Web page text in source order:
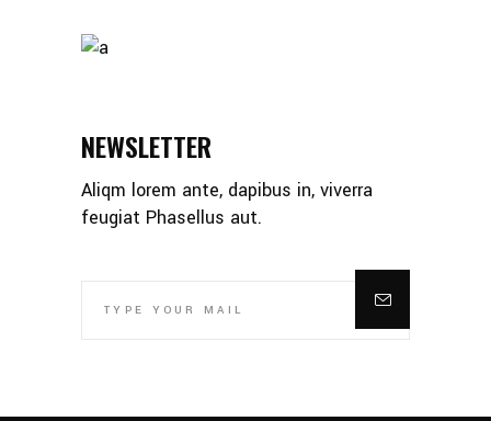
NEWSLETTER
Aliqm lorem ante, dapibus in, viverra
feugiat Phasellus aut.